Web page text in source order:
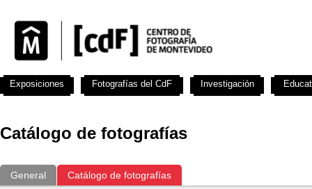
Catálogo de fotografías
General Catálogo de fotografías
Exposiciones Fotografías del CdF Investigación